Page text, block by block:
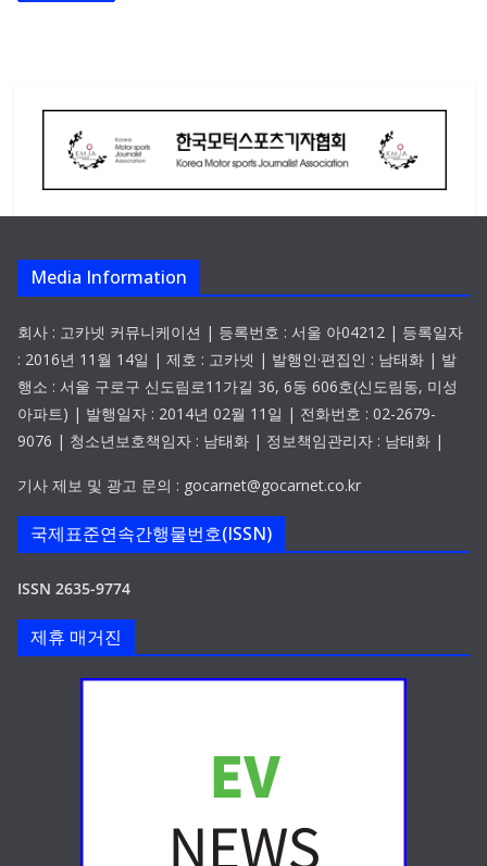
Media Information
회사 : 고카넷 커뮤니케이션 | 등록번호 : 서울 아04212 | 등록일자
: 2016년 11월 14일 | 제호 : 고카넷 | 발행인·편집인 : 남태화 | 발
행소 : 서울 구로구 신도림로11가길 36, 6동 606호(신도림동, 미성
아파트) | 발행일자 : 2014년 02월 11일 | 전화번호 : 02-2679-
9076 | 청소년보호책임자 : 남태화 | 정보책임관리자 : 남태화 |
기사 제보 및 광고 문의 : gocarnet@gocarnet.co.kr
국제표준연속간행물번호(ISSN)
ISSN 2635-9774
제휴 매거진